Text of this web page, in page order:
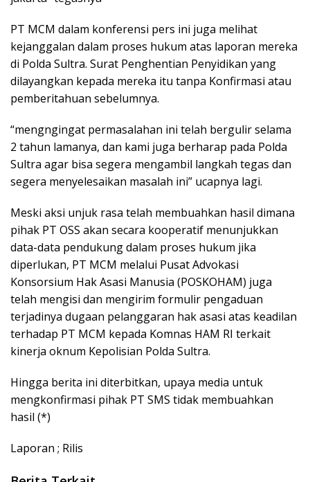
PT MCM dalam konferensi pers ini juga melihat
kejanggalan dalam proses hukum atas laporan mereka
di Polda Sultra. Surat Penghentian Penyidikan yang
dilayangkan kepada mereka itu tanpa Konfirmasi atau
pemberitahuan sebelumnya.
“mengngingat permasalahan ini telah bergulir selama
2 tahun lamanya, dan kami juga berharap pada Polda
Sultra agar bisa segera mengambil langkah tegas dan
segera menyelesaikan masalah ini” ucapnya lagi.
Meski aksi unjuk rasa telah membuahkan hasil dimana
pihak PT OSS akan secara kooperatif menunjukkan
data-data pendukung dalam proses hukum jika
diperlukan, PT MCM melalui Pusat Advokasi
Konsorsium Hak Asasi Manusia (POSKOHAM) juga
telah mengisi dan mengirim formulir pengaduan
terjadinya dugaan pelanggaran hak asasi atas keadilan
terhadap PT MCM kepada Komnas HAM RI terkait
kinerja oknum Kepolisian Polda Sultra.
Hingga berita ini diterbitkan, upaya media untuk
mengkonfirmasi pihak PT SMS tidak membuahkan
hasil (*)
Laporan ; Rilis